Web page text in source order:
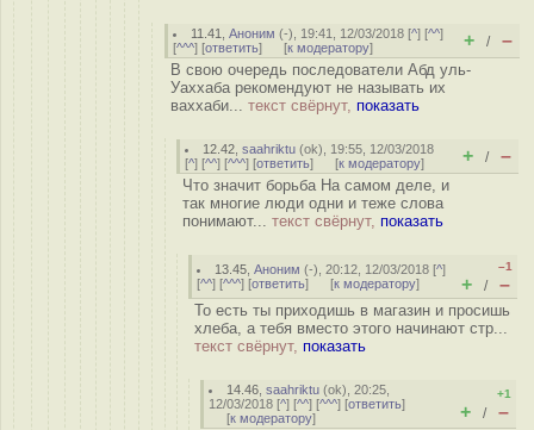
11.41 ,Аноним (-), 19:41, 12/03/2018 [^] [^^]
[^^^] [ответить] [к модератору] + / –
В свою очередь последователи Абд уль-
Уаххаба рекомендуют не называть их
ваххаби... текст свёрнут, показать
12.42 ,saahriktu (ok), 19:55, 12/03/2018
[^] [^^] [^^^] [ответить] [к модератору] + / –
Что значит борьба На самом деле, и
так многие люди одни и теже слова
понимают... текст свёрнут, показать
13.45 ,Аноним (-), 20:12, 12/03/2018 [^]
[^^] [^^^] [ответить] [к модератору]
–1
+ / –
То есть ты приходишь в магазин и просишь
хлеба, а тебя вместо этого начинают стр...
текст свёрнут, показать
14.46 ,saahriktu (ok), 20:25,
12/03/2018 [^] [^^] [^^^] [ответить]
[к модератору]
+1
+ / –